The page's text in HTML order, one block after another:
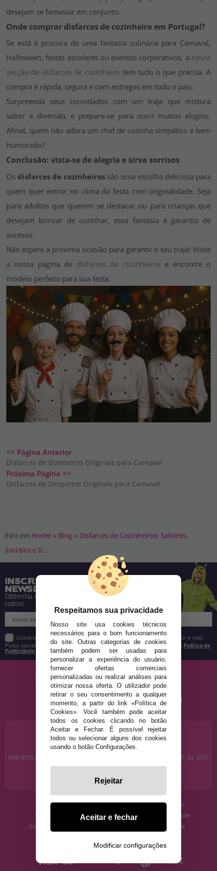
desejam se fantasiar em conjunto.
Onde comprar disfarces de cozinheiro em Portugal?
Se está à procura de uma fantasia culinária para Carnaval,
Halloween, festas escolares ou eventos corporativos, a nossa
secção de disfarces de cozinheiro tem tudo o que precisa. A
compra é rápida, segura e com entregas em todo o país.
Surpreenda seus convidados com um traje que mistura
sabor e diversão, e prepare-se para ouvir muitos elogios.
Afinal, quem não adora um chef de cozinha simpático e bem
humorado?
Conclusão: vista-se de alegria e sirva sorrisos
Os disfarces de cozinheiros são uma escolha deliciosa para
quem quer entrar no clima da festa com originalidade. Seja
para adultos que querem se destacar ou para crianças que
desejam brincar de cozinhar, essa fantasia é garantia de
sucesso.
Não espere a próxima ocasião para garantir o seu traje! Visite
a nossa página de disfarces de cozinheiros e encontre o
modelo perfeito para sua festa.
<< Página Anterior
Disfarces de Bombeiros Originais para Carnaval
Próxima Página >>
Disfarces de Desportos Originais para Carnaval
Esta em Home » Blog » Disfarces de Cozinheiros: Sabores,
Sorrisos e D...
INSCREVA-SE NA NOSSA
NEWSLETTER
Obtenha descontos e saiba de tudo antes de
todos!
Gostaria de receber descontos exclusivos, novidades e tendências por e-mail.
Posso cancelar a inscrição a qualquer momento, conforme estipulado na Política de
Publicidade.
PRECISA DE AJUDA?
915 793 695
Horário de segunda a sexta das 10h às 14h e das 17h às 20h
Sábados das 10h às 14h.
info@disfracestuyyo.pt
· Quem somos
· Como comprar
· Envios e Devoluções
· Condições de uso
· Política de Privacidade
· Política de Cookies
Respeitamos sua privacidade
Nosso site usa cookies técnicos
necessários para o bom funcionamento
do site. Outras categorias de cookies
também podem ser usadas para
personalizar a experiência do usuário,
fornecer ofertas comerciais
personalizadas ou realizar análises para
otimizar nossa oferta. O utilizador pode
retirar o seu consentimento a qualquer
momento, a partir do link «Política de
Cookies». Você também pode aceitar
todos os cookies clicando no botão
Aceitar e Fechar. É possível rejeitar
todos ou selecionar alguns dos cookies
usando o botão Configurações.
Rejeitar
Aceitar e fechar
Modificar configurações